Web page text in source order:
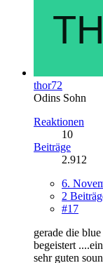
thor72
Odins Sohn
Reaktionen
10
Beiträge
2.912
6.
2
#17
gerade die
begeistert
sehr guten